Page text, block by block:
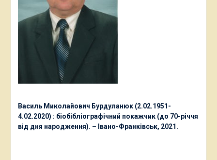
Василь Миколайович Бурдуланюк (2.02.1951-
4.02.2020) : біобібліографічний покажчик (до 70-річчя
від дня народження). – Івано-Франківськ, 2021.